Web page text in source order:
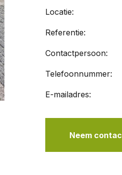
Locatie:
Referentie:
Contactpersoon:
Telefoonnummer:
E-mailadres:
Neem